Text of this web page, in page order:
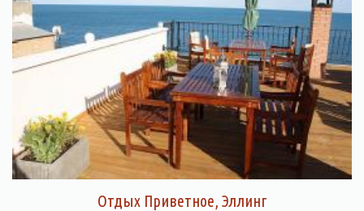
Отдых Приветное, Эллинг